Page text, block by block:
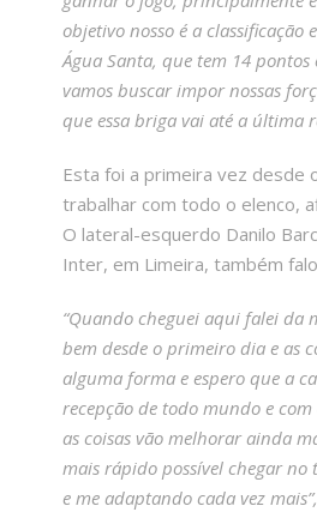
objetivo nosso é a
Água Santa, que tem 14
vamos buscar impor nossas
que essa briga vai até a última
Esta foi a primeira vez desde
trabalhar com todo o elenco,
O lateral-esquerdo Danilo
Inter, em Limeira, também
“Quando cheguei aqui falei da
bem desde o primeiro dia e as
alguma forma e espero que a
recepção de todo mundo e
as coisas vão melhorar ainda
mais rápido possível chegar
e me adaptando cada vez mais”,